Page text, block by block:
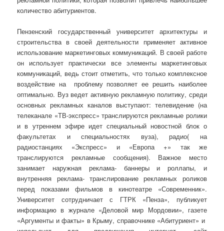
количество абитуриентов.
Пензенский государственный университет архитектуры и
строительства в своей деятельности применяет активное
использование маркетинговых коммуникаций. В своей работе
он использует практически все элементы маркетинговых
коммуникаций, ведь стоит отметить, что только комплексное
воздействие на проблему позволяет ее решить наиболее
оптимально. Вуз ведет активную рекламную политику, среди
основных рекламных каналов выступают: телевидение (на
телеканале «ТВ-экспресс» транслируются рекламные ролики
и в утреннем эфире идет специальный новостной блок о
факультетах и специальностях вуза), радио( на
радиостанциях «Экспресс» и «Европа +» так же
транслируются рекламные сообщения). Важное место
занимает наружная реклама- баннеры и роллапы, и
внутренняя реклама- транслирование рекламных роликов
перед показами фильмов в кинотеатре «Современник».
Университет сотрудничает с ГТРК «Пенза», публикует
информацию в журнале «Деловой мир Мордовии», газете
«Аргументы и факты» в Крыму, справочнике «Абитуриент» и